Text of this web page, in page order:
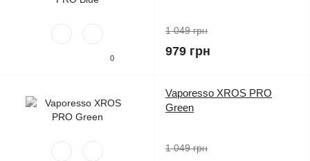
0
1 049 грн
979 грн
Vaporesso XROS PRO
Green
1 049 грн